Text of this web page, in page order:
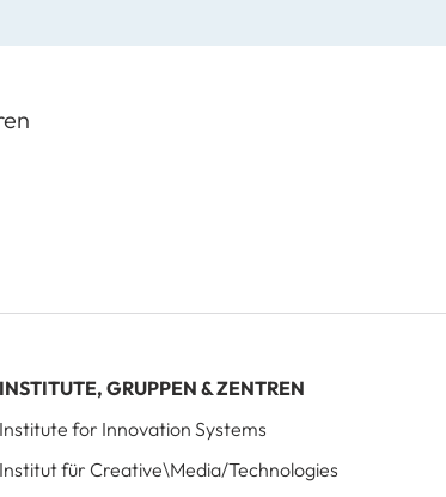
INSTITUTE, GRUPPEN & ZENTREN
Institute for Innovation Systems
Institut für Creative\Media/Technologies